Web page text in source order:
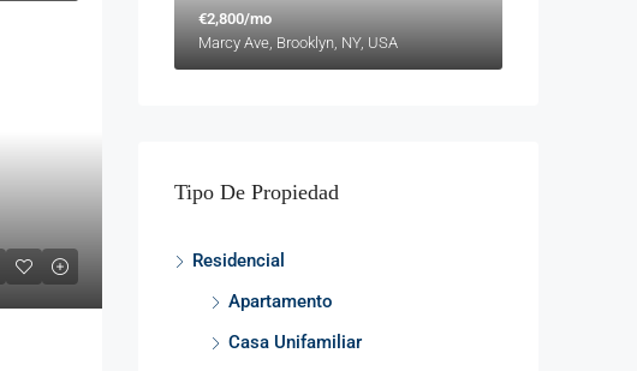
€2,800/mo
Marcy Ave, Brooklyn, NY, USA
Tipo De Propiedad
Residencial
Apartamento
Casa Unifamiliar